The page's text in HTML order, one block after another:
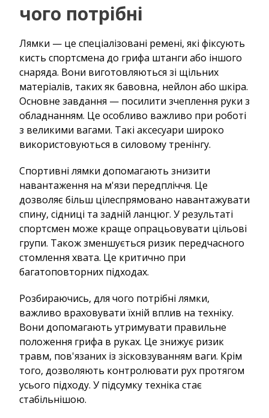
чого потрібні
Лямки — це спеціалізовані ремені, які фіксують
кисть спортсмена до грифа штанги або іншого
снаряда. Вони виготовляються зі щільних
матеріалів, таких як бавовна, нейлон або шкіра.
Основне завдання — посилити зчеплення руки з
обладнанням. Це особливо важливо при роботі
з великими вагами. Такі аксесуари широко
використовуються в силовому тренінгу.
Спортивні лямки допомагають знизити
навантаження на м'язи передпліччя. Це
дозволяє більш цілеспрямовано навантажувати
спину, сідниці та задній ланцюг. У результаті
спортсмен може краще опрацьовувати цільові
групи. Також зменшується ризик передчасного
стомлення хвата. Це критично при
багатоповторних підходах.
Розбираючись, для чого потрібні лямки,
важливо враховувати їхній вплив на техніку.
Вони допомагають утримувати правильне
положення грифа в руках. Це знижує ризик
травм, пов'язаних із зісковзуванням ваги. Крім
того, дозволяють контролювати рух протягом
усього підходу. У підсумку техніка стає
стабільнішою.